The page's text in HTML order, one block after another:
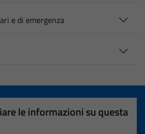
e di emergenza
le informazioni su questa